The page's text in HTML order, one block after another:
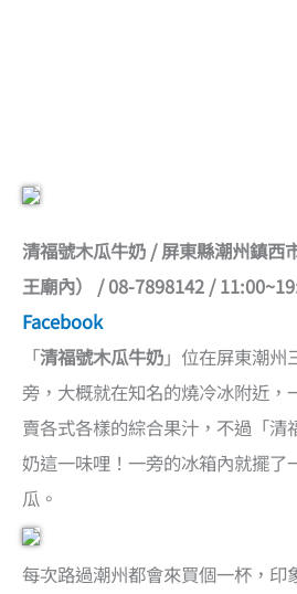
清福號木瓜牛奶 / 屏東縣潮州鎮西
王廟內） / 08-7898142 /
Facebook
「清福號木瓜牛奶」位在屏東潮州
旁，大概就在知名的燒冷冰附近，
賣各式各樣的綜合果汁，不過「清
奶這一味哩！一旁的冰箱內就擺了
瓜。
每次路過潮州都會來買個一杯，印